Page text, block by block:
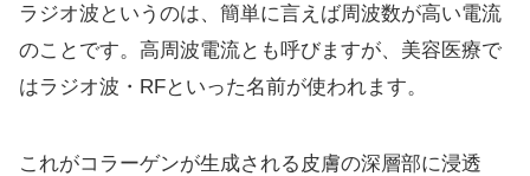
ラジオ波というのは、簡単に言えば周波数が高い電流
のことです。高周波電流とも呼びますが、美容医療で
はラジオ波・RFといった名前が使われます。
これがコラーゲンが生成される皮膚の深層部に浸透